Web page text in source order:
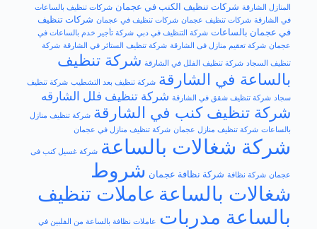
المنازل الشارقة شركات تنظيف الكنب في عجمان شركات تنظيف بالساعات
في الشارقة شركات تنظيف عجمان شركات تنظيف في عجمان شركات تنظيف
في عجمان بالساعات شركة التنظيف في دبي شركة تأجير خدم بالساعات في
عجمان شركة تعقيم منازل فى الشارقة شركة تنظيف الستائر في الشارقة شركة
تنظيف السجاد شركة تنظيف الفلل في الشارقة شركة تنظيف
بالساعة في الشارقة شركة تنظيف بعد التشطيب شركة تنظيف
سجاد شركة تنظيف شقق في الشارقة شركة تنظيف فلل الشارقه
شركة تنظيف كنب في الشارقة شركة تنظيف منازل
بالساعات شركة تنظيف منازل عجمان شركة تنظيف منازل في عجمان
شركة شغالات بالساعة شركة غسيل كنب فى
عجمان شركة نظافة شركة نظافة عجمان شروط
شغالات بالساعة عاملات تنظيف
بالساعة مدربات عاملات نظافة بالساعة من الفلبين في